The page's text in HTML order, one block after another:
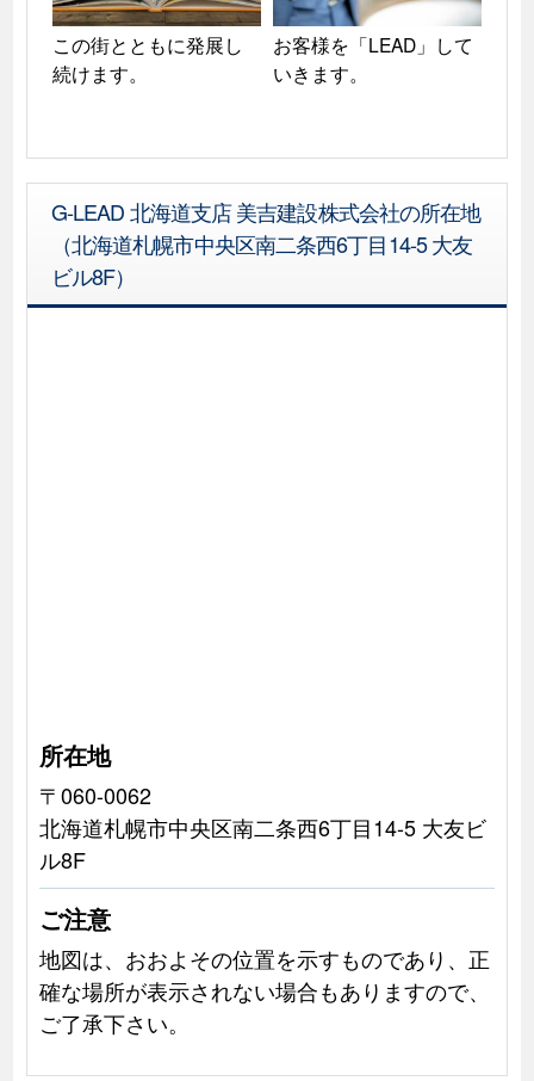
この街とともに発展し
続けます。
お客様を「LEAD」して
いきます。
G-LEAD 北海道支店 美吉建設株式会社の所在地
（北海道札幌市中央区南二条西6丁目14-5 大友
ビル8F）
所在地
〒060-0062
北海道札幌市中央区南二条西6丁目14-5 大友ビ
ル8F
ご注意
地図は、おおよその位置を示すものであり、正
確な場所が表示されない場合もありますので、
ご了承下さい。